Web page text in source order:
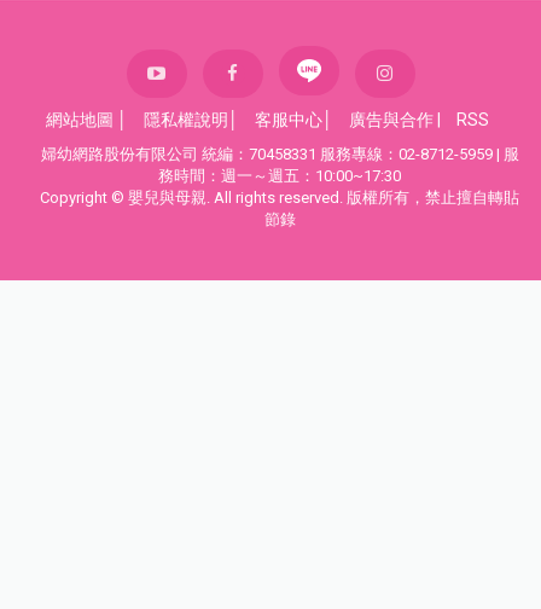
網站地圖 隱私權說明 客服中心 廣告與合作 RSS
婦幼網路股份有限公司 統編：70458331 服務專線：02-8712-5959 | 服
務時間：週一～週五：10:00~17:30
Copyright © 嬰兒與母親. All rights reserved. 版權所有，禁止擅自轉貼
節錄